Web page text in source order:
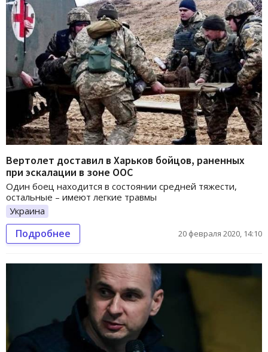
Вертолет доставил в Харьков бойцов, раненных
при эскалации в зоне ООС
Один боец находится в состоянии средней тяжести,
остальные – имеют легкие травмы
Украина
Подробнее 20 февраля 2020, 14:10